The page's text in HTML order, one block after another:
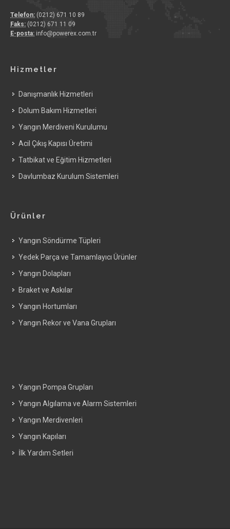
Telefon: (0212) 671 10 89
Faks: (0212) 671 11 09
E-posta: info@powerex.com.tr
Hizmetler
Danışmanlık Hizmetleri
Dolum Bakım Hizmetleri
Yangın Merdiveni Kurulumu
Acil Çıkış Kapısı Üretimi
Tatbikat ve Eğitim Hizmetleri
Davlumbaz Kurulum Sistemleri
Ürünler
Yangın Söndürme Tüpleri
Yedek Parça ve Tamamlayıcı Ürünler
Yangın Dolapları
Braket ve Askılar
Yangın Hortumları
Yangın Rekor ve Vana Grupları
Yangın Pompa Grupları
Yangın Algılama ve Alarm Sistemleri
Yangın Merdivenleri
Yangın Kapıları
İlk Yardım Setleri